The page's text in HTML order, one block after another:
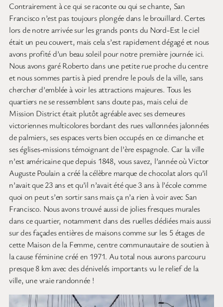
Contrairement à ce qui se raconte ou qui se chante, San
Francisco n’est pas toujours plongée dans le brouillard. Certes
lors de notre arrivée sur les grands ponts du Nord-Est le ciel
était un peu couvert, mais cela s’est rapidement dégagé et nous
avons profité d’un beau soleil pour notre première journée ici.
Nous avons garé Roberto dans une petite rue proche du centre
et nous sommes partis à pied prendre le pouls de la ville, sans
chercher d’emblée à voir les attractions majeures. Tous les
quartiers ne se ressemblent sans doute pas, mais celui de
Mission District était plutôt agréable avec ses demeures
victoriennes multicolores bordant des rues vallonnées jalonnées
de palmiers, ses espaces verts bien occupés en ce dimanche et
ses églises-missions témoignant de l’ère espagnole. Car la ville
n’est américaine que depuis 1848, vous savez, l’année où Victor
Auguste Poulain a créé la célèbre marque de chocolat alors qu’il
n’avait que 23 ans et qu’il n’avait été que 3 ans à l’école comme
quoi on peut s’en sortir sans mais ça n’a rien à voir avec San
Francisco. Nous avons trouvé aussi de jolies fresques murales
dans ce quartier, notamment dans des ruelles dédiées mais aussi
sur des façades entières de maisons comme sur les 5 étages de
cette Maison de la Femme, centre communautaire de soutien à
la cause féminine créé en 1971. Au total nous aurons parcouru
presque 8 km avec des dénivelés importants vu le relief de la
ville, une vraie randonnée !